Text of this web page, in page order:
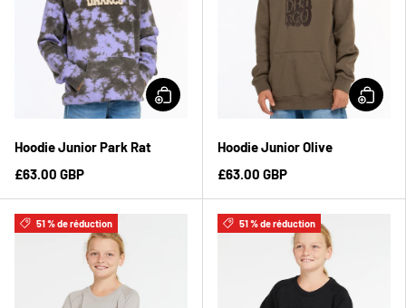
Hoodie Junior Park Rat
£63.00 GBP
Hoodie Junior Olive
£63.00 GBP
51 % de réduction 51 % de réduction